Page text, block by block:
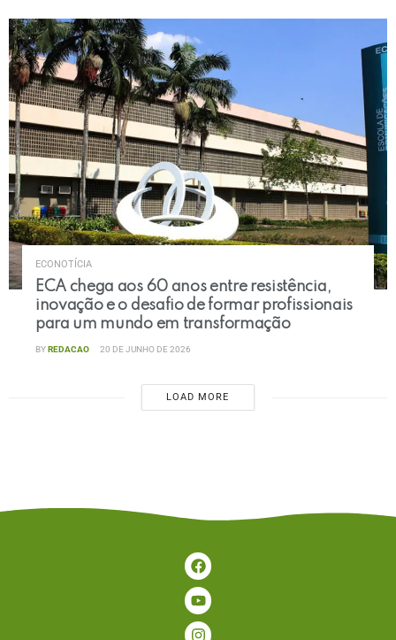
ECONOTÍCIA
ECA chega aos 60 anos entre resistência,
inovação e o desafio de formar profissionais
para um mundo em transformação
BY REDACAO 20 DE JUNHO DE 2026
LOAD MORE